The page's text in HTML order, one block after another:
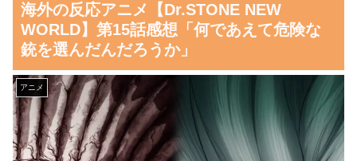
険代が勿体無いし事故起こした
として……
【朗報】齋藤飛鳥、前屈みで
完全に見えてる動画が拡散され
てしまう…
磁気嵐、地球由来のイオンが
主導…JAXAの衛星「あらせ」
女性：“熊本で被災された人
たちへ300万円寄付しました”
Twitter民：“汚い金やけどあり
がとう” 【海外の反応】
韓国人「日本がここまでの観
光大国に発展した本当の理由が
こちら…」→「昔から日本は愛
海外の反応アニメ【Dr.STONE NEW
WORLD】第15話感想「何であえて危険な
銃を選んだんだろうか」
アニメ